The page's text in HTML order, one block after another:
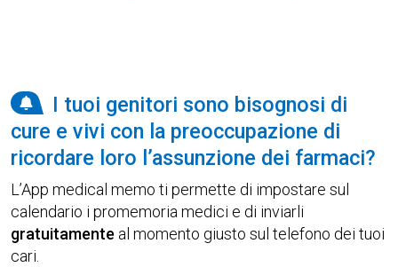
I tuoi genitori sono bisognosi di
cure e vivi con la preoccupazione di
ricordare loro l’assunzione dei farmaci?
L’App medical memo ti permette di impostare sul
calendario i promemoria medici e di inviarli
gratuitamente al momento giusto sul telefono dei tuoi
cari.